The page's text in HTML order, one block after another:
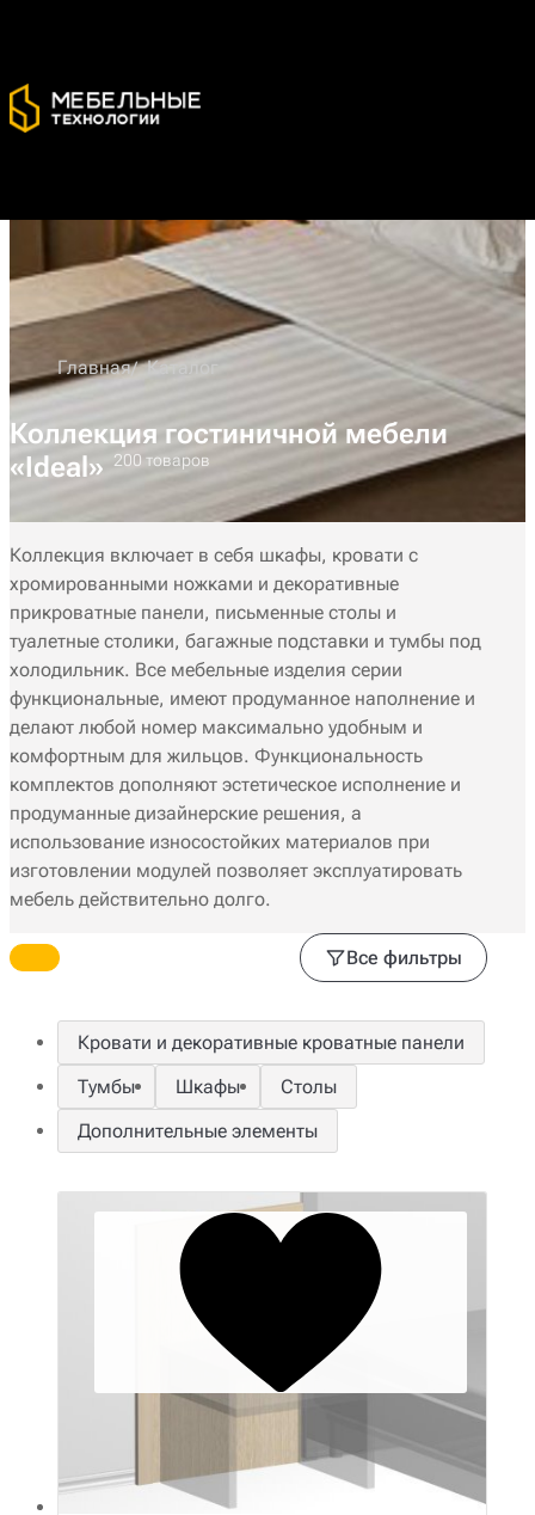
Главная Каталог
Коллекция гостиничной мебели
«Ideal»
Коллекция включает в себя шкафы, кровати с
хромированными ножками и декоративные
прикроватные панели, письменные столы и
туалетные столики, багажные подставки и тумбы под
холодильник. Все мебельные изделия серии
функциональные, имеют продуманное наполнение и
делают любой номер максимально удобным и
комфортным для жильцов. Функциональность
комплектов дополняют эстетическое исполнение и
продуманные дизайнерские решения, а
использование износостойких материалов при
изготовлении модулей позволяет эксплуатировать
мебель действительно долго.
Кровати и декоративные кроватные панели
Тумбы
Шкафы
Столы
Дополнительные элементы
Все фильтры